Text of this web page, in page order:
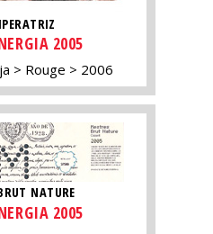
2005
Rouge 2006
NATURE
2005